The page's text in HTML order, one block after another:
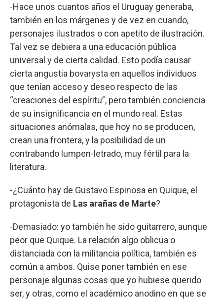
-Hace unos cuantos años el Uruguay generaba,
también en los márgenes y de vez en cuando,
personajes ilustrados o con apetito de ilustración.
Tal vez se debiera a una educación pública
universal y de cierta calidad. Esto podía causar
cierta angustia bovarysta en aquellos individuos
que tenían acceso y deseo respecto de las
“creaciones del espíritu”, pero también conciencia
de su insignificancia en el mundo real. Estas
situaciones anómalas, que hoy no se producen,
crean una frontera, y la posibilidad de un
contrabando lumpen-letrado, muy fértil para la
literatura.
-¿Cuánto hay de Gustavo Espinosa en Quique, el
protagonista de Las arañas de Marte?
-Demasiado: yo también he sido guitarrero, aunque
peor que Quique. La relación algo oblicua o
distanciada con la militancia política, también es
común a ambos. Quise poner también en ese
personaje algunas cosas que yo hubiese querido
ser, y otras, como el académico anodino en que se